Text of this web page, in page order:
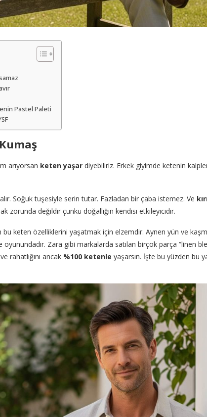
Pastel Paleti
arıyorsan keten yaşar diyebiliriz. Erkek giyimde ketenin
alır. Soğuk tuşesiyle serin tutar. Fazladan bir çaba istemez. Ve
zorunda değildir çünkü doğallığın kendisi etkileyicidir.
keten özelliklerini yaşatmak için elzemdir. Aynen yün ve
oyunundadır. Zara gibi markalarda satılan birçok parça “linen
rahatlığını ancak %100 ketenle yaşarsın. İşte bu yüzden bu